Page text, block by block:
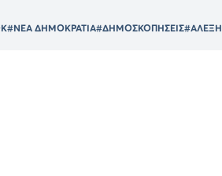
#ΝΕΑ ΔΗΜΟΚΡΑΤΙΑ#ΔΗΜΟΣΚΟΠΗΣΕΙΣ